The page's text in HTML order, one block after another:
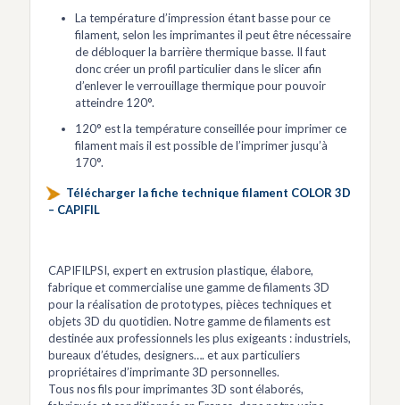
La température d’impression étant basse pour ce
filament, selon les imprimantes il peut être nécessaire
de débloquer la barrière thermique basse. Il faut
donc créer un profil particulier dans le slicer afin
d’enlever le verrouillage thermique pour pouvoir
atteindre 120°.
120° est la température conseillée pour imprimer ce
filament mais il est possible de l’imprimer jusqu’à
170°.
Télécharger la fiche technique filament COLOR 3D
– CAPIFIL
CAPIFILPSI, expert en extrusion plastique, élabore,
fabrique et commercialise une gamme de filaments 3D
pour la réalisation de prototypes, pièces techniques et
objets 3D du quotidien. Notre gamme de filaments est
destinée aux professionnels les plus exigeants : industriels,
bureaux d’études, designers…. et aux particuliers
propriétaires d’imprimante 3D personnelles.
Tous nos fils pour imprimantes 3D sont élaborés,